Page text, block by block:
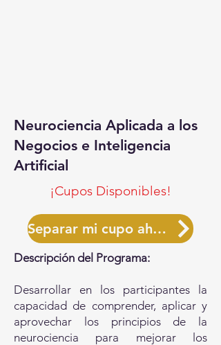
Neurociencia Aplicada a los
Negocios e Inteligencia
Artificial
¡Cupos Disponibles!
Separar mi cupo ahora
Descripción del Programa:
Desarrollar en los participantes la
capacidad de comprender, aplicar y
aprovechar los principios de la
neurociencia para mejorar los